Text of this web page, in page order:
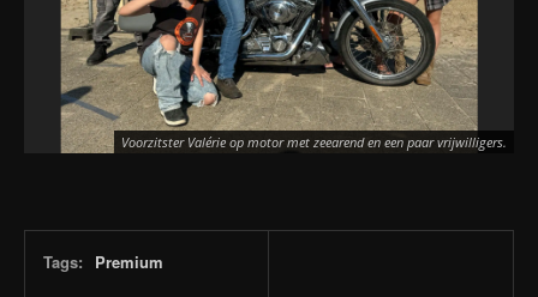
Voorzitster Valérie op motor met zeearend en een paar vrijwilligers.
Tags: Premium